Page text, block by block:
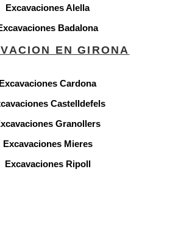
Excavaciones Alella
Badalona
EN GIRONA
Excavaciones Cardona
Castelldefels
Granollers
Excavaciones Mieres
Excavaciones Ripoll